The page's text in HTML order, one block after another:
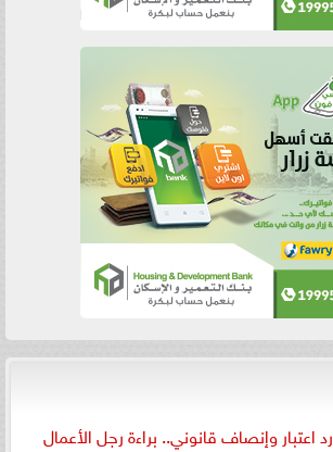
رد اعتبار وإنصاف قانوني.. براءة رجل الأعمال